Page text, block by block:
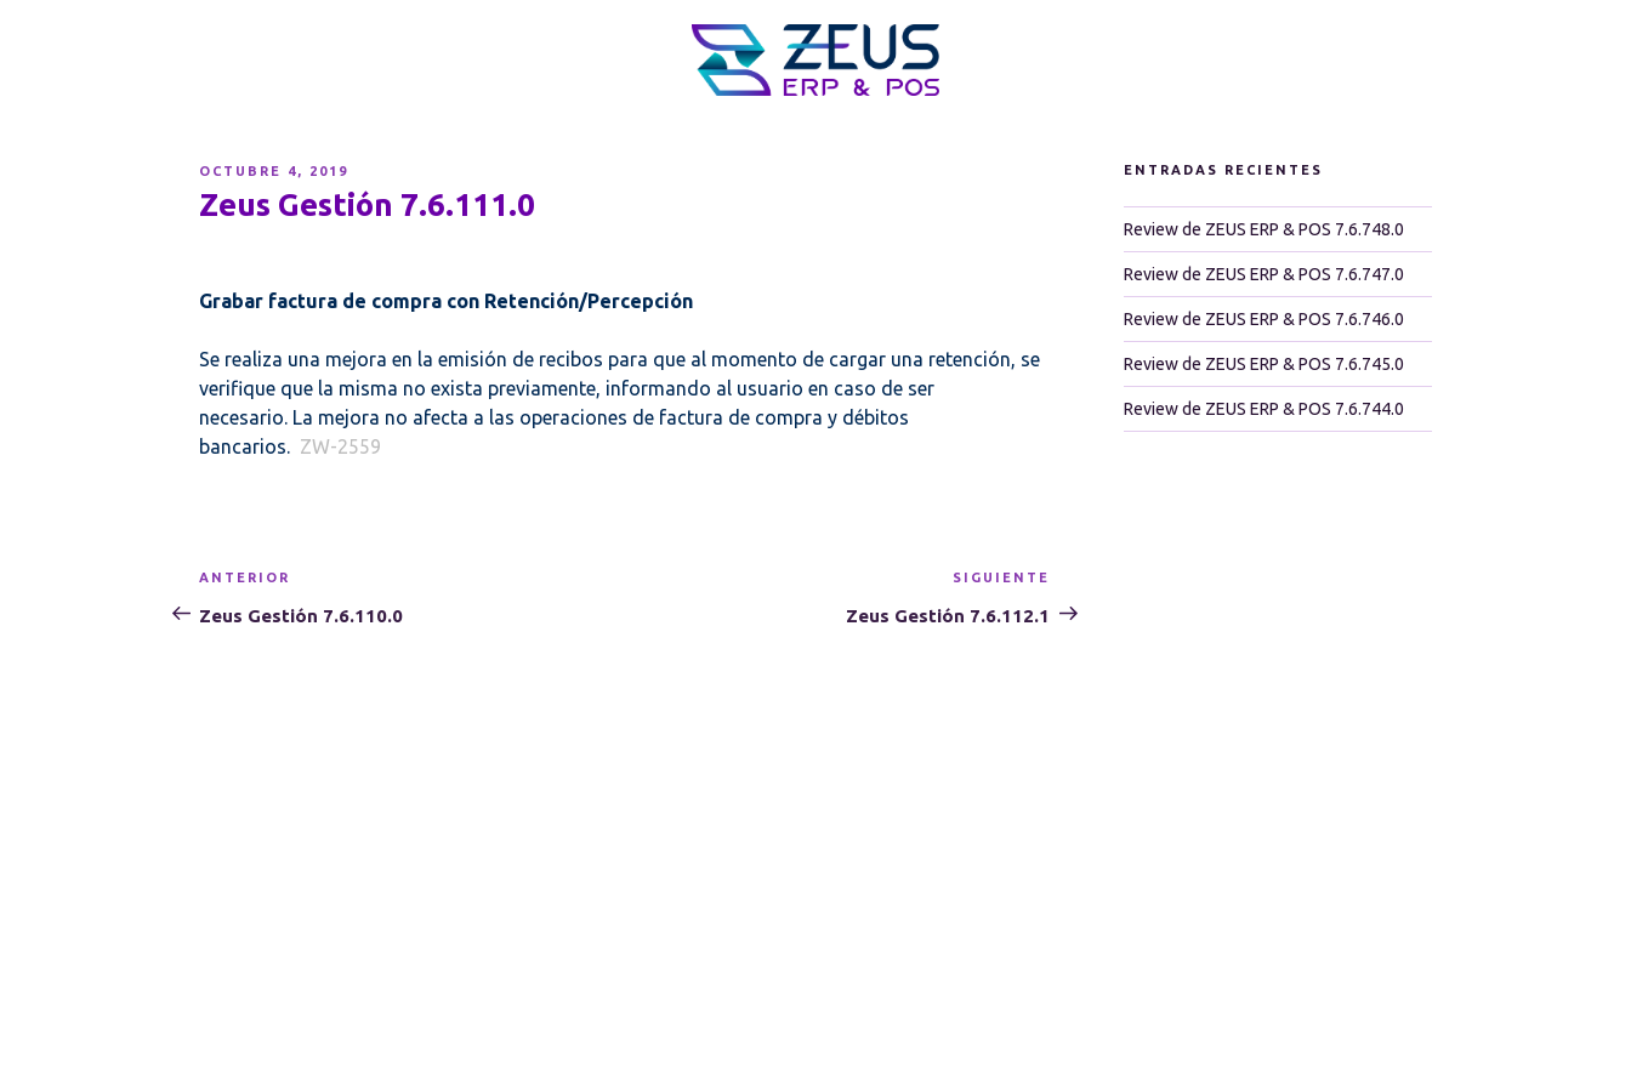
PUBLICADO
OCTUBRE 4, 2019
Zeus Gestión 7.6.111.0
Grabar factura de compra con Retención/Percepción
Se realiza una mejora en la emisión de recibos para que al momento de cargar una retención, se
verifique que la misma no exista previamente, informando al usuario en caso de ser
necesario. La mejora no afecta a las operaciones de factura de compra y débitos
bancarios. ZW-2559
Navegación
de
Entrada
anterior:
ANTERIOR
Zeus Gestión 7.6.110.0
entrada
SIGUIENTE
Zeus Gestión 7.6.112.1
ENTRADAS RECIENTES
Review de ZEUS ERP & POS 7.6.748.0
Review de ZEUS ERP & POS 7.6.747.0
Review de ZEUS ERP & POS 7.6.746.0
Review de ZEUS ERP & POS 7.6.745.0
Review de ZEUS ERP & POS 7.6.744.0